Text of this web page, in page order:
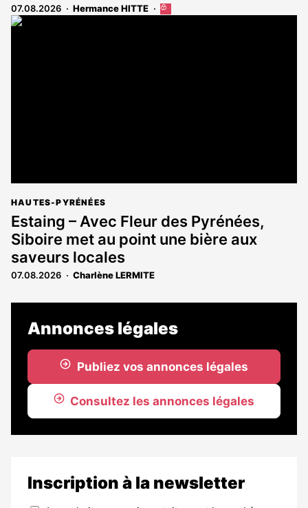
07.08.2026 Hermance HITTE
Cet
HAUTES-PYRÉNÉES
Estaing – Avec Fleur des Pyrénées,
Siboire met au point une bière aux
saveurs locales
07.08.2026 Charlène LERMITE
Annonces légales
Publiez vos annonces légales
Consultez les annonces légales
Inscription à la newsletter